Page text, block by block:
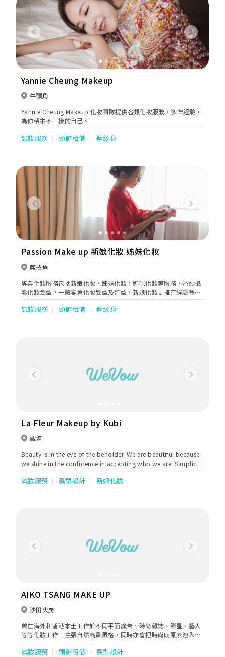
Previous Next
Yannie Cheung Makeup
牛頭角
Yannie Cheung Makeup 化妝團隊提供各類化妝服務，多年經驗，
為你帶來不一樣的自己。
試妝服務 頭飾租借 遮紋身
Previous Next
Passion Make up 新娘化妝 姊妹化妝
荔枝角
專業化妝服務包括新娘化妝，姊妹化妝，媽咪化妝等服務，婚紗攝
影化妝髮型，一般宴會化妝髮型及造型，新娘化妝更擁有經驗豐
富，年中服務顧客過百，歡迎查詢細節，令你婚禮當天錦上添花。
試妝服務 頭飾租借 遮紋身
Previous Next
La Fleur Makeup by Kubi
觀塘
Beauty is in the eye of the beholder. We are beautiful because
we shine in the confidence in accepting who we are. Simplicity
is an art. At La Fleur Bridal Makeup, we engage the romance of
nature in our designs and makeup, so you will look one-of-a-
試妝服務 髮型設計 新娘化妝
Previous Next
AIKO TSANG MAKE UP
沙田火炭
曾在海外和香港本土工作於不同平面廣告、時尚雜誌、影星、藝人
等等化妝工作！主張自然高貴風格，同時亦會把時尚既原素溶入新
娘化妝當中，度身打造不一樣的新娘。
試妝服務 頭飾租借 髮型設計